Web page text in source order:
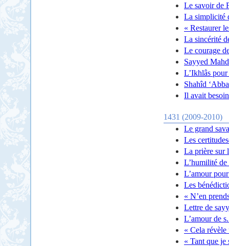
Le savoir de
La simplicité
« Restaurer
La sincérité
Le courage
Sayyed
L’Ikhlâs
Shahîd
Il avait
1431 (2009-2010)
Le grand
Les
La prière sur
L’humilité
L’amour
Les
« N’en
Lettre de
L’amour de
« Cela révèle
« Tant que je